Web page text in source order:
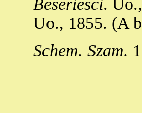
Beseriesci.
Uo., 1855. (A
Schem. Szam.